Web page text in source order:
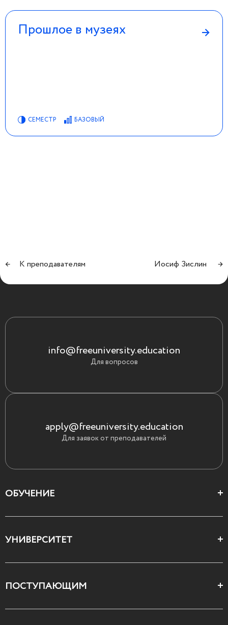
Прошлое в музеях →
СЕМЕСТР БАЗОВЫЙ
← К преподавателям Иосиф Зислин →
info@freeuniversity.education
Для вопросов
apply@freeuniversity.education
Для заявок от преподавателей
ОБУЧЕНИЕ
Все курсы
УНИВЕРСИТЕТ
Декларация ценностей
ПОСТУПАЮЩИМ